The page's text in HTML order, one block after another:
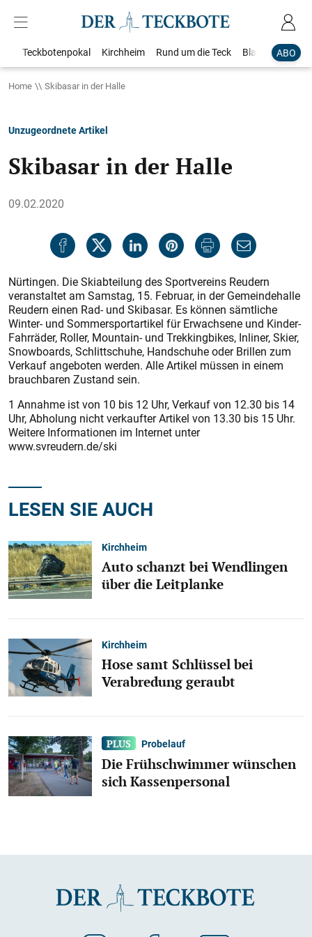
ABO
Teckbotenpokal Kirchheim Rund um die Teck Blaulicht
Home Skibasar in der Halle
Unzugeordnete Artikel
Skibasar in der Halle
09.02.2020
Nürtingen. Die Skiabteilung des Sportvereins Reudern
veranstaltet am Samstag, 15. Februar, in der Gemeindehalle
Reudern einen Rad- und Skibasar. Es können sämtliche
Winter- und Sommersportartikel für Erwachsene und Kinder-
Fahrräder, Roller, Mountain- und Trekkingbikes, Inliner, Skier,
Snowboards, Schlittschuhe, Handschuhe oder Brillen zum
Verkauf angeboten werden. Alle Artikel müssen in einem
brauchbaren Zustand sein.
1 Annahme ist von 10 bis 12 Uhr, Verkauf von 12.30 bis 14
Uhr, Abholung nicht verkaufter Artikel von 13.30 bis 15 Uhr.
Weitere Informationen im Internet unter
www.svreudern.de/ski
LESEN SIE AUCH
Kirchheim
Auto schanzt bei Wendlingen
über die Leitplanke
Kirchheim
Hose samt Schlüssel bei
Verabredung geraubt
Probelauf
Die Frühschwimmer wünschen
sich Kassenpersonal